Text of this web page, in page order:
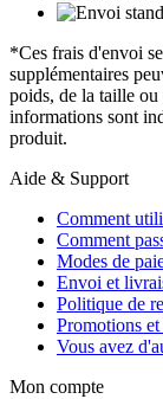
*Ces frais d'envoi
supplémentaires
poids, de la taille ou
informations sont
produit.
Aide & Support
Comment
Comment
Modes de
Envoi et
Politique de
Promotions
Vous avez
Mon compte